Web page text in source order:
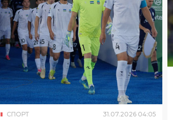
СПОРТ 07 2026 04:05
«Бунёдкор» не поедет на
выездной матч Суперлиги из-
за финансовых проблем